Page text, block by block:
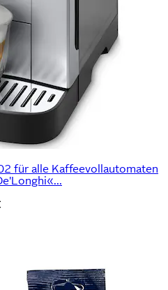
für alle Kaffeevollautomaten